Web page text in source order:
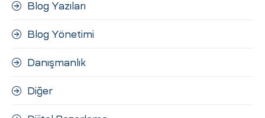
Blog Yazıları
Blog Yönetimi
Danışmanlık
Diğer